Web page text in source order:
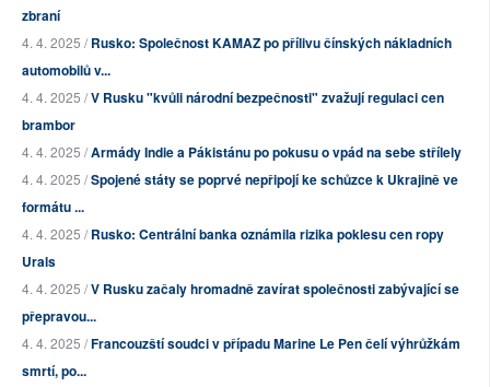
zbraní
4. 4. 2025 /Rusko: Společnost KAMAZ po přílivu čínských nákladních
automobilů v...
4. 4. 2025 /V Rusku "kvůli národní bezpečnosti" zvažují regulaci cen
brambor
4. 4. 2025 /Armády Indie a Pákistánu po pokusu o vpád na sebe střílely
4. 4. 2025 /Spojené státy se poprvé nepřipojí ke schůzce k Ukrajině ve
formátu ...
4. 4. 2025 /Rusko: Centrální banka oznámila rizika poklesu cen ropy
Urals
4. 4. 2025 /V Rusku začaly hromadně zavírat společnosti zabývající se
přepravou...
4. 4. 2025 /Francouzští soudci v případu Marine Le Pen čelí výhrůžkám
smrtí, po...